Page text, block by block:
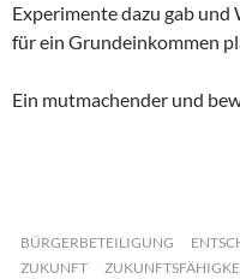
Experimente dazu gab
für ein Grundeinkommen
Ein mutmachender und
BÜRGERBETEILIGUNG
ZUKUNFT